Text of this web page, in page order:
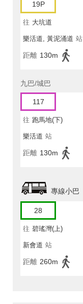
19P
往 大坑道
樂活道, 黃泥涌道 站
距離 130m
九巴/城巴
117
往 跑馬地(下)
樂活道 站
距離 130m
專線小巴
28
往 碧瑤灣(上)
新會道 站
距離 260m